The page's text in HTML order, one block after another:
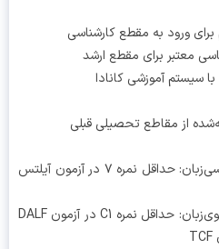
به مقطع کارشناسی
برای مقطع ارشد
آموزشی کانادا
از مقاطع تحصیلی قبلی
برای دوره‌های انگلیسی‌زبان: حداقل نمره ۷ در آزمون آیلتس
برای دوره‌های فرانسوی‌زبان: حداقل نمره C1 در آزمون DALF